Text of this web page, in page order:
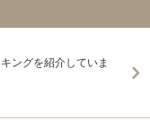
ングを紹介していま